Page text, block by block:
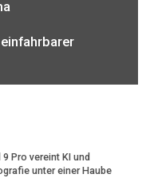
Pro vereint KI und
unter einer Haube